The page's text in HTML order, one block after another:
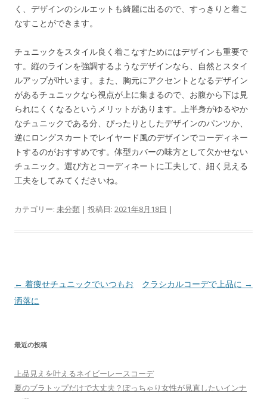
く、デザインのシルエットも綺麗に出るので、すっきりと着こ
なすことができます。
チュニックをスタイル良く着こなすためにはデザインも重要で
す。縦のラインを強調するようなデザインなら、自然とスタイ
ルアップが叶います。また、胸元にアクセントとなるデザイン
があるチュニックなら視点が上に集まるので、お腹から下は見
られにくくなるというメリットがあります。上半身がゆるやか
なチュニックである分、ぴったりとしたデザインのパンツか、
逆にロングスカートでレイヤード風のデザインでコーディネー
トするのがおすすめです。体型カバーの味方として欠かせない
チュニック。選び方とコーディネートに工夫して、細く見える
工夫をしてみてくださいね。
カテゴリー: 未分類 | 投稿日: 2021年8月18日 |
投
稿
ゲ
ー
シ
← 着痩せチュニックでいつもお
洒落に
クラシカルコーデで上品に →
最近の投稿
上品見えを叶えるネイビーレースコーデ
夏のブラトップだけで大丈夫？ぽっちゃり女性が見直したいインナ